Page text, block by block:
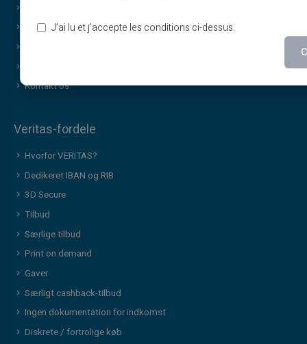
Cashback-vilkår
Kontakt os
Veritas-fordele
Hvorfor VERITAS?
Dedikeret IBAN og RIB
3D Secure
Tilbud
Særlige tilbud
Print on demand
Gaver
Særligt cashback-tilbud
Ingen dokumentation for indkomst
Diskrete / fortrolige køb
J’ai lu et j’accepte les conditions ci-dessus.